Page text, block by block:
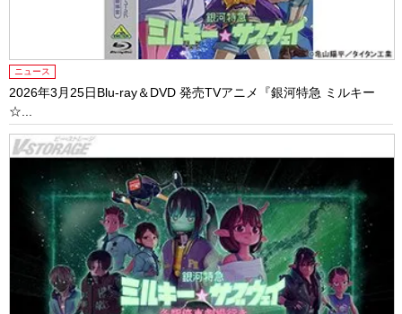
ニュース
2026年3月25日Blu-ray＆DVD 発売TVアニメ『銀河特急 ミルキー
☆...